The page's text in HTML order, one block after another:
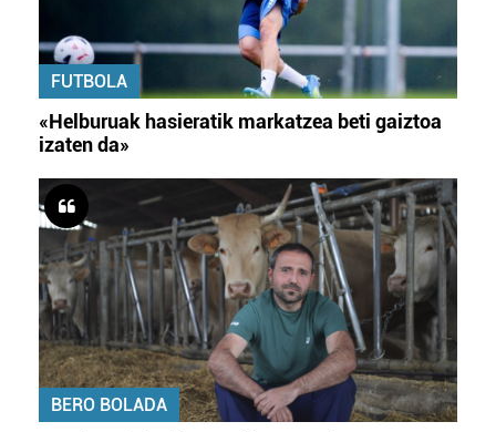
FUTBOLA
«Helburuak hasieratik markatzea beti gaiztoa
izaten da»
BERO BOLADA